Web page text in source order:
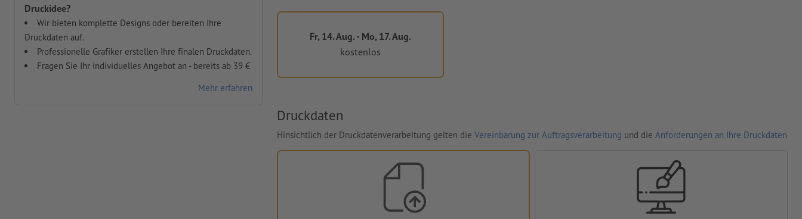
Druckidee?
Wir bieten komplette Designs oder bereiten Ihre
Druckdaten auf.
Professionelle Grafiker erstellen Ihre finalen Druckdaten.
Fragen Sie Ihr individuelles Angebot an - bereits ab 39 €
Mehr erfahren
Fr, 14. Aug. - Mo, 17. Aug.
kostenlos
Druckdaten
Hinsichtlich der Druckdatenverarbeitung gelten die Vereinbarung zur Auftragsverarbeitung und die Anforderungen an Ihre Druckdaten